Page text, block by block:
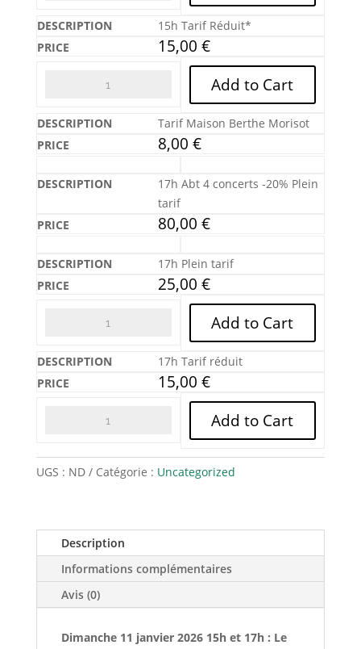
15h Tarif Réduit*
15,00 €
Add to Cart
Tarif Maison Berthe Morisot
8,00 €
17h Abt 4 concerts -20% Plein
tarif
80,00 €
17h Plein tarif
25,00 €
Add to Cart
17h Tarif réduit
15,00 €
Add to Cart
UGS : ND Catégorie : Uncategorized
Description
Informations complémentaires
Avis (0)
Dimanche 11 janvier 2026 15h et 17h : Le